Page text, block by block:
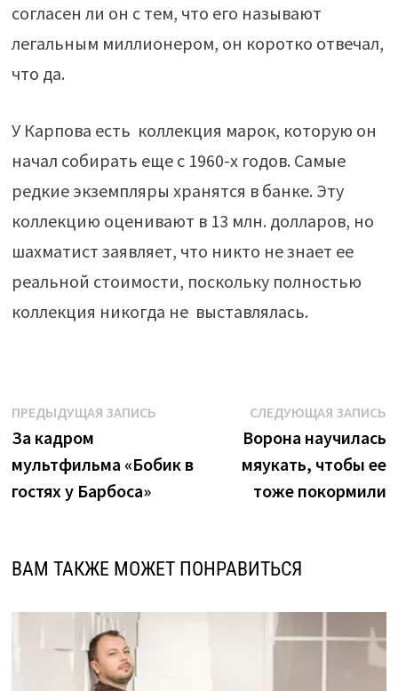
согласен ли он с тем, что его называют
легальным миллионером, он коротко отвечал,
что да.
У Карпова есть коллекция марок, которую он
начал собирать еще с 1960-х годов. Самые
редкие экземпляры хранятся в банке. Эту
коллекцию оценивают в 13 млн. долларов, но
шахматист заявляет, что никто не знает ее
реальной стоимости, поскольку полностью
коллекция никогда не выставлялась.
Навигация
по
записям
ПРЕДЫДУЩАЯ ЗАПИСЬПредыдущая
За кадром
мультфильма «Бобик в
гостях у Барбоса»
СЛЕДУЮЩАЯ ЗАПИСЬ
Ворона научилась
мяукать, чтобы ее
тоже покормили
ВАМ ТАКЖЕ МОЖЕТ ПОНРАВИТЬСЯ